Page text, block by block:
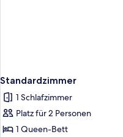
Standardzimmer
1 Schlafzimmer
Platz für 2 Personen
1 Queen-Bett